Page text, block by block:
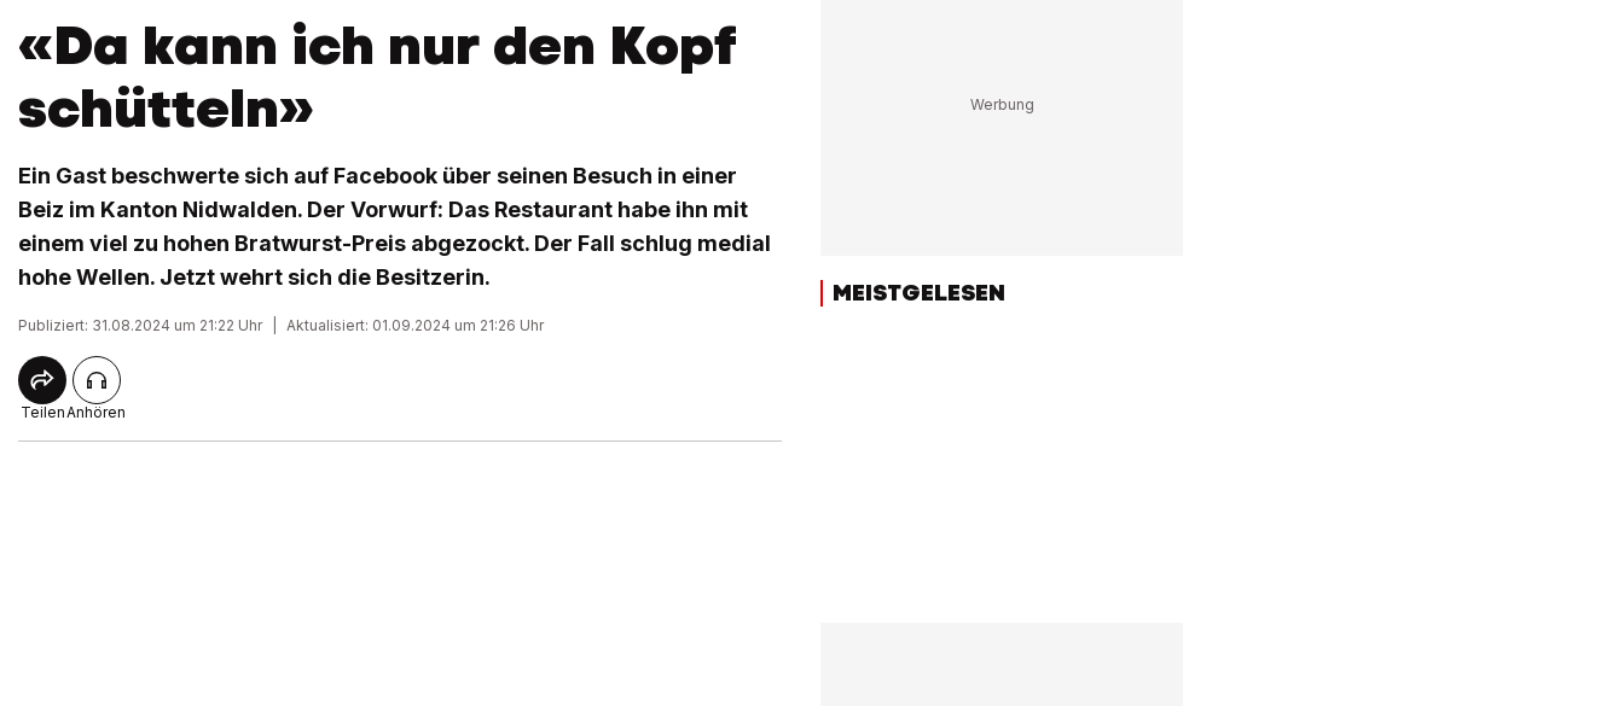
«Da kann ich nur den Kopf
schütteln»
Ein Gast beschwerte sich auf Facebook über seinen Besuch in einer
Beiz im Kanton Nidwalden. Der Vorwurf: Das Restaurant habe ihn mit
einem viel zu hohen Bratwurst-Preis abgezockt. Der Fall schlug medial
hohe Wellen. Jetzt wehrt sich die Besitzerin.
Publiziert: 31.08.2024 um 21:22 Uhr Aktualisiert: 01.09.2024 um 21:26 Uhr
TeilenAnhören
MEISTGELESEN